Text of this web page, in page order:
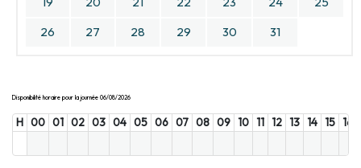
26
27 28 29 30 31
Disponibilité horaire pour la journée 06/08/2026
H 00 01 02 03 04 05 06 07 08 09 10 11 12 13 14 15 16